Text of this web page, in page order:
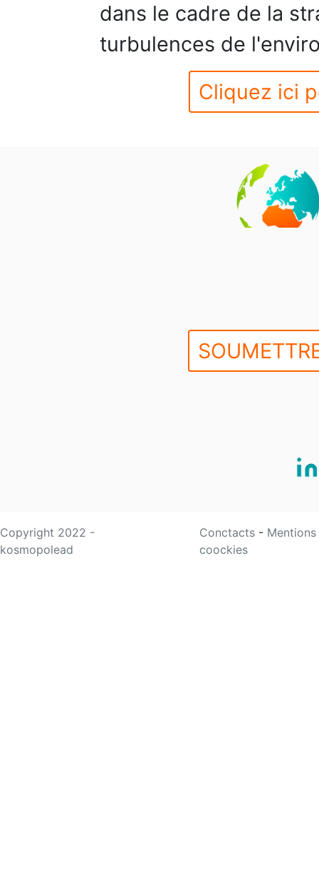
dans le cadre de la
turbulences de
Cliquez ici
Copyright 2022 -
kosmopolead
Conctacts -
coockies